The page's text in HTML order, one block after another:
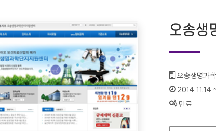
오송생
기관명 :
오송생명과
인증기간 :
2014.11.14
상태 :
만료